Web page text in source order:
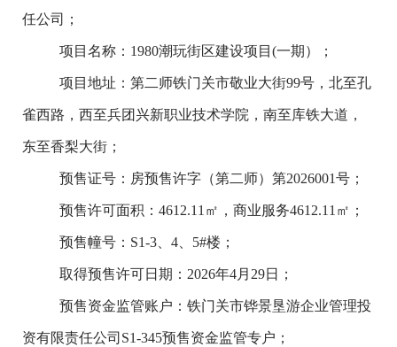
任公司 ；
项目名称 ： 1980潮玩街区建设项目(一期） ；
项目地址 ：第二师铁门关市敬业大街99号，北至孔
雀西路，西至兵团兴新职业技术学院，南至库铁大道，
东至香梨大街；
预售证号 ： 房预售许字（第二师）第2026001号 ；
预售许可面积 ：4612.11 ㎡ ，商业服务4612.11 ㎡ ；
预售幢号 ： S1-3 、4 5#楼 ；
取得预售许可日期： 2026年4月 29日；
预售资金监管账户 ：铁门关市铧景垦游企业管理投
资有限责任公司 S1-345预售资金监管专户 ；